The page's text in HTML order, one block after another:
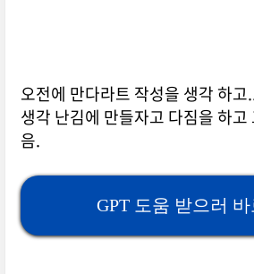
오전에 만다라트 작성을 생각 하고
생각 난김에 만들자고 다짐을 하
음.
GPT 도움 받으러 바